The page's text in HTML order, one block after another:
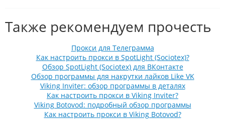
Также рекомендуем прочесть
Прокси для Телеграмма
Как настроить прокси в SpotLight (Sociotex)?
Обзор SpotLight (Sociotex) для ВКонтакте
Обзор программы для накрутки лайков Like VK
Viking Inviter: обзор программы в деталях
Как настроить прокси в Viking Inviter?
Viking Botovod: подробный обзор программы
Как настроить прокси в Viking Botovod?